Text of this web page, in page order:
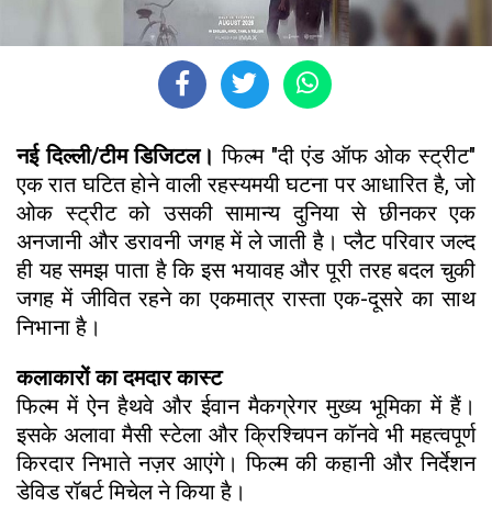
नई दिल्ली/टीम डिजिटल।फिल्म "दी एंड ऑफ ओक स्ट्रीट"
एक रात घटित होने वाली रहस्यमयी घटना पर आधारित है, जो
ओक स्ट्रीट को उसकी सामान्य दुनिया से छीनकर एक
अनजानी और डरावनी जगह में ले जाती है। प्लैट परिवार जल्द
ही यह समझ पाता है कि इस भयावह और पूरी तरह बदल चुकी
जगह में जीवित रहने का एकमात्र रास्ता एक-दूसरे का साथ
निभाना है।
कलाकारों का दमदार कास्ट
फिल्म में ऐन हैथवे और ईवान मैकग्रेगर मुख्य भूमिका में हैं।
इसके अलावा मैसी स्टेला और क्रिश्चिपन कॉनवे भी महत्वपूर्ण
किरदार निभाते नज़र आएंगे। फिल्म की कहानी और निर्देशन
डेविड रॉबर्ट मिचेल ने किया है।